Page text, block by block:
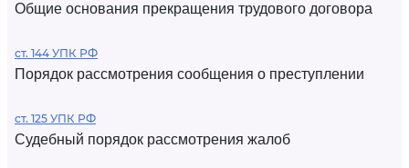
Общие основания прекращения трудового договора
ст. 144 УПК РФ
Порядок рассмотрения сообщения о преступлении
ст. 125 УПК РФ
Судебный порядок рассмотрения жалоб